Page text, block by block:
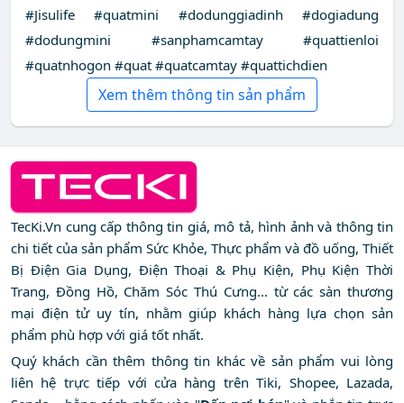
#Jisulife #quatmini #dodunggiadinh #dogiadung
#dodungmini #sanphamcamtay #quattienloi
#quatnhogon #quat #quatcamtay #quattichdien
Xem thêm thông tin sản phẩm
TecKi.Vn cung cấp thông tin giá, mô tả, hình ảnh và thông tin
chi tiết của sản phẩm Sức Khỏe, Thực phẩm và đồ uống, Thiết
Bị Điện Gia Dụng, Điện Thoại & Phụ Kiện, Phụ Kiện Thời
Trang, Đồng Hồ, Chăm Sóc Thú Cưng... từ các sàn thương
mại điện tử uy tín, nhằm giúp khách hàng lựa chọn sản
phẩm phù hợp với giá tốt nhất.
Quý khách cần thêm thông tin khác về sản phẩm vui lòng
liên hệ trực tiếp với cửa hàng trên Tiki, Shopee, Lazada,